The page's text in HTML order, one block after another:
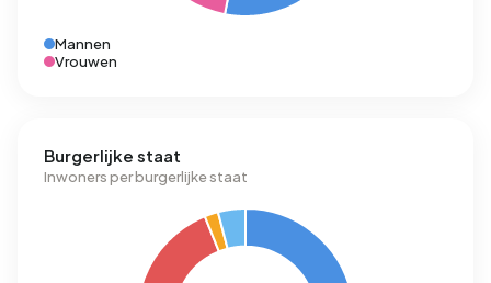
Mannen
Vrouwen
Burgerlijke staat
Inwoners per burgerlijke staat